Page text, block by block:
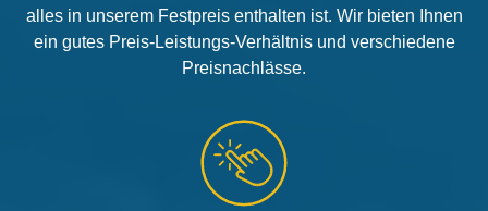
alles in unserem Festpreis enthalten ist. Wir bieten Ihnen
ein gutes Preis-Leistungs-Verhältnis und verschiedene
Preisnachlässe.